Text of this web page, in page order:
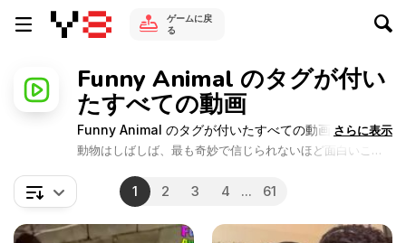
ゲームに戻
る
Funny Animal のタグが付い
たすべての動画
Funny Animal のタグが付いたすべての動画
動物はしばしば、最も奇妙で信じられないほど面白いこと
のみ見られます。犬がピーナッツバターを食べようとして
いるのを見て、バスタブで猫たちがおしゃべりするのを見
さらに表示
1 2 3 4 ... 61